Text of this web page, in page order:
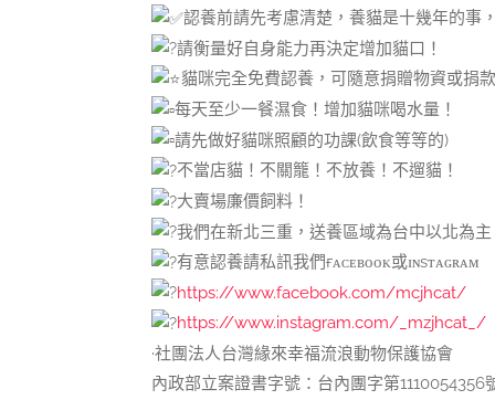
認養前請先考慮清楚，養貓是十幾年的事
請衡量好自身能力再決定增加貓口！
貓咪完全免費認養，可隨意捐贈物資或捐
每天至少一餐濕食！增加貓咪喝水量！
請先做好貓咪照顧的功課(飲食等等的)
不當店貓！不關籠！不放養！不遛貓！
大賣場廉價飼料！
我們在新北三重，送養區域為台中以北為主
有意認養請私訊我們ғᴀᴄᴇʙᴏᴏᴋ或ɪɴsᴛᴀɢʀᴀᴍ
https://www.facebook.com/mcjhcat/
https://www.instagram.com/_mzjhcat_/
·社團法人台灣緣來幸福流浪動物保護協會
內政部立案證書字號：台內團字第1110054356